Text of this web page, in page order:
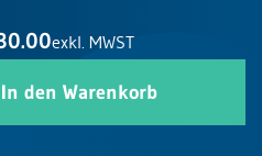
exkl. MWST
In den Warenkorb